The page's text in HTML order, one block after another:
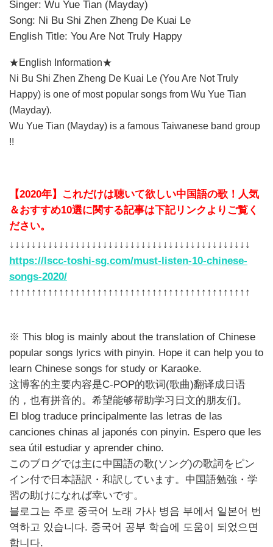
Singer: Wu Yue Tian (Mayday)
Song: Ni Bu Shi Zhen Zheng De Kuai Le
English Title: You Are Not Truly Happy
★English Information★
Ni Bu Shi Zhen Zheng De Kuai Le (You Are Not Truly
Happy) is one of most popular songs from Wu Yue Tian
(Mayday).
Wu Yue Tian (Mayday) is a famous Taiwanese band group
!!
【2020年】これだけは聴いて欲しい中国語の歌！人気
＆おすすめ10選に関する記事は下記リンクよりご覧く
ださい。
↓↓↓↓↓↓↓↓↓↓↓↓↓↓↓↓↓↓↓↓↓↓↓↓↓↓↓↓↓↓↓↓↓↓↓↓↓↓↓↓↓↓↓↓
https://lscc-toshi-sg.com/must-listen-10-chinese-
songs-2020/
↑↑↑↑↑↑↑↑↑↑↑↑↑↑↑↑↑↑↑↑↑↑↑↑↑↑↑↑↑↑↑↑↑↑↑↑↑↑↑↑↑↑↑↑
※ This blog is mainly about the translation of Chinese
popular songs lyrics with pinyin. Hope it can help you to
learn Chinese songs for study or Karaoke.
这博客的主要内容是C-POP的歌词(歌曲)翻译成日语
的，也有拼音的。希望能够帮助学习日文的朋友们。
El blog traduce principalmente las letras de las
canciones chinas al japonés con pinyin. Espero que les
sea útil estudiar y aprender chino.
このブログでは主に中国語の歌(ソング)の歌詞をピン
イン付で日本語訳・和訳しています。中国語勉強・学
習の助けになれば幸いです。
블로그는 주로 중국어 노래 가사 병음 부에서 일본어 번
역하고 있습니다. 중국어 공부 학습에 도움이 되었으면
합니다.